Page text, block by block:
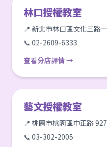
林口授權教室
📍 新北市林口區文化三路
📞 02-2609-6333
查看分店詳情 →
藝文授權教室
📍 桃園市桃園區中正路
📞 03-302-2005